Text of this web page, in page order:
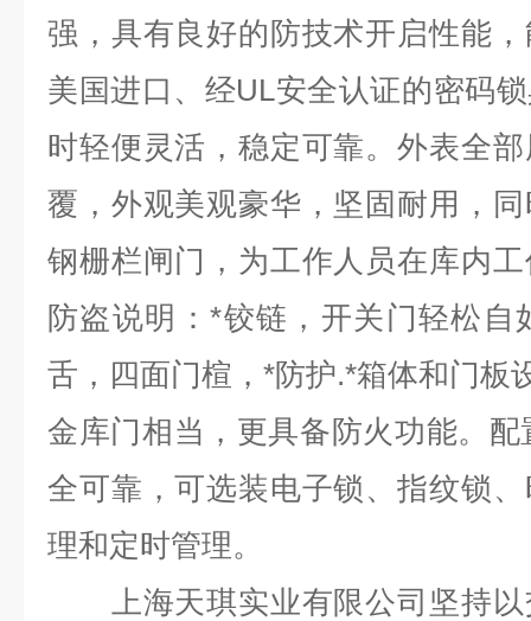
强，具有良好的防技术开启性能
美国进口、经UL安全认证的密码
时轻便灵活，稳定可靠。外表全
覆，外观美观豪华，坚固耐用，
钢栅栏闸门，为工作人员在库内
防盗说明：*铰链，开关门轻松自
舌，四面门楦，*防护.*箱体和门板
金库门相当，更具备防火功能。配
全可靠，可选装电子锁、指纹锁
理和定时管理。
上海天琪实业有限公司坚持以